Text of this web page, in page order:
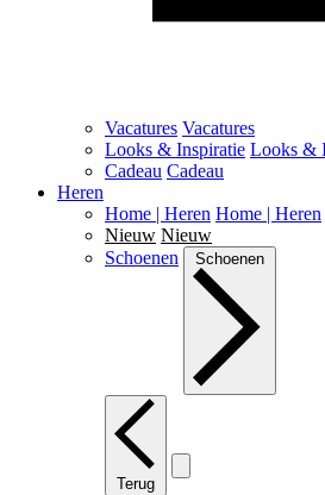
Vacatures Vacatures
Looks & Inspiratie Looks &
Cadeau Cadeau
Heren
Home | Heren Home | Heren
Nieuw Nieuw
Schoenen
Schoenen
Terug